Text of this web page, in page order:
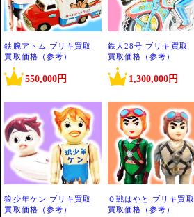
鉄腕アトム ブリキ買取
買取価格（参考）
550,000円
鉄人28号 ブリキ買取
買取価格（参考）
1,300,000円
狼少年ケン ブリキ買取
買取価格（参考）
０戦はやと ブリキ買取
買取価格（参考）